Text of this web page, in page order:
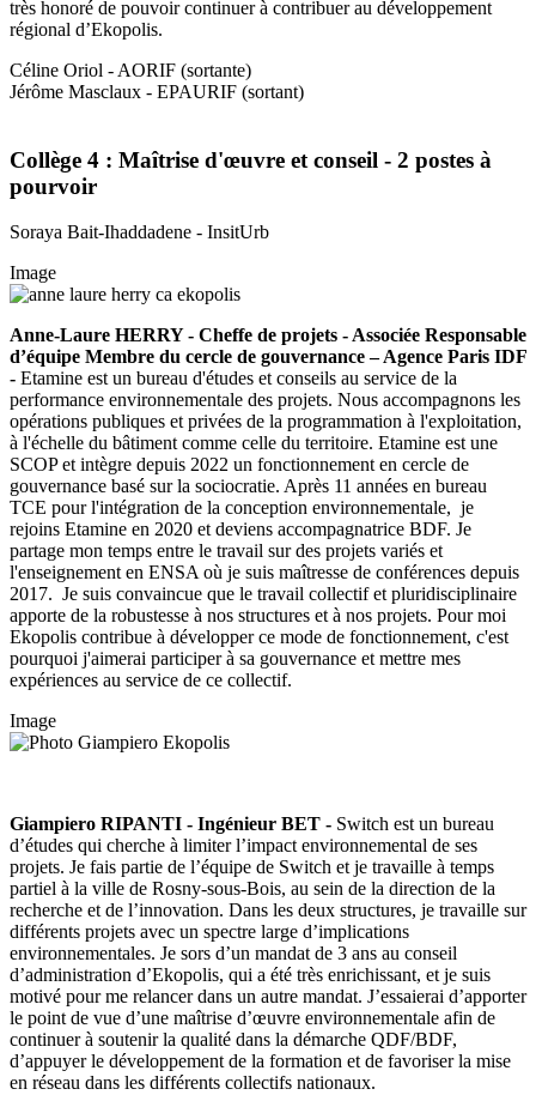
très honoré de pouvoir continuer à contribuer au développement
régional d’Ekopolis.
Céline Oriol - AORIF (sortante)
Jérôme Masclaux - EPAURIF (sortant)
Collège 4 : Maîtrise d'œuvre et conseil - 2 postes à
pourvoir
Soraya Bait-Ihaddadene - InsitUrb
Image
Anne-Laure HERRY - Cheffe de projets - Associée Responsable
d’équipe Membre du cercle de gouvernance – Agence Paris IDF
- Etamine est un bureau d'études et conseils au service de la
performance environnementale des projets. Nous accompagnons les
opérations publiques et privées de la programmation à l'exploitation,
à l'échelle du bâtiment comme celle du territoire. Etamine est une
SCOP et intègre depuis 2022 un fonctionnement en cercle de
gouvernance basé sur la sociocratie. Après 11 années en bureau
TCE pour l'intégration de la conception environnementale, je
rejoins Etamine en 2020 et deviens accompagnatrice BDF. Je
partage mon temps entre le travail sur des projets variés et
l'enseignement en ENSA où je suis maîtresse de conférences depuis
2017. Je suis convaincue que le travail collectif et pluridisciplinaire
apporte de la robustesse à nos structures et à nos projets. Pour moi
Ekopolis contribue à développer ce mode de fonctionnement, c'est
pourquoi j'aimerai participer à sa gouvernance et mettre mes
expériences au service de ce collectif.
Image
Giampiero RIPANTI - Ingénieur BET - Switch est un bureau
d’études qui cherche à limiter l’impact environnemental de ses
projets. Je fais partie de l’équipe de Switch et je travaille à temps
partiel à la ville de Rosny-sous-Bois, au sein de la direction de la
recherche et de l’innovation. Dans les deux structures, je travaille sur
différents projets avec un spectre large d’implications
environnementales. Je sors d’un mandat de 3 ans au conseil
d’administration d’Ekopolis, qui a été très enrichissant, et je suis
motivé pour me relancer dans un autre mandat. J’essaierai d’apporter
le point de vue d’une maîtrise d’œuvre environnementale afin de
continuer à soutenir la qualité dans la démarche QDF/BDF,
d’appuyer le développement de la formation et de favoriser la mise
en réseau dans les différents collectifs nationaux.